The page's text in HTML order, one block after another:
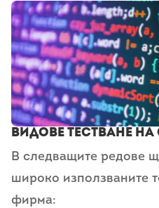
Видове тестване
В следващите редове
широко използваните
фирма: